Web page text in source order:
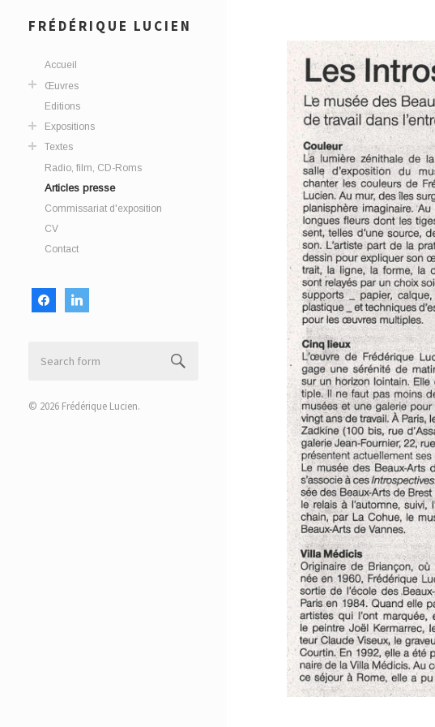
FRÉDÉRIQUE LUCIEN
Accueil
Œuvres
Editions
Expositions
Textes
Radio, film, CD-Roms
Articles presse
Commissariat d'exposition
CV
Contact
facebooklinkedin
© 2026 Frédérique Lucien.